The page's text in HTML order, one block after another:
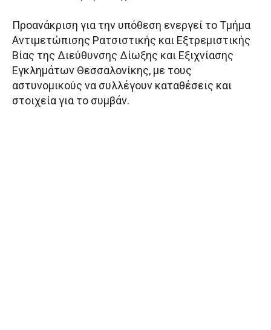
Προανάκριση για την υπόθεση ενεργεί το Τμήμα
Αντιμετώπισης Ρατσιστικής και Εξτρεμιστικής
Βίας της Διεύθυνσης Δίωξης και Εξιχνίασης
Εγκλημάτων Θεσσαλονίκης, με τους
αστυνομικούς να συλλέγουν καταθέσεις και
στοιχεία για το συμβάν.